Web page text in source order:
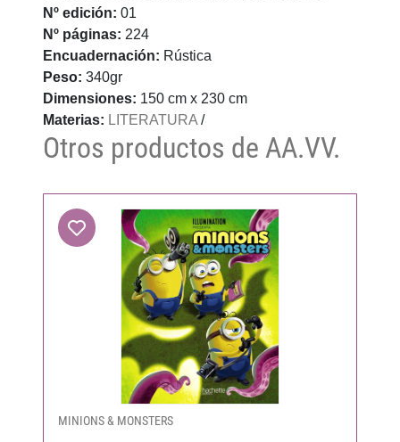
Nº edición: 01
Nº páginas: 224
Encuadernación: Rústica
Peso: 340gr
Dimensiones: 150 cm x 230 cm
Materias: LITERATURA /
Otros productos de AA.VV.
MINIONS & MONSTERS